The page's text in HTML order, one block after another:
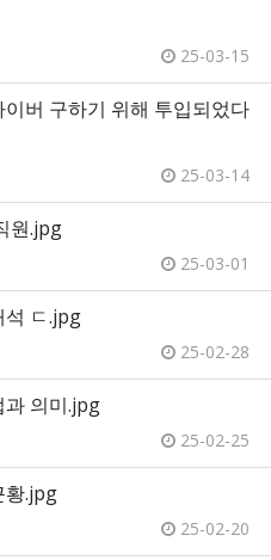
25-03-15
버 구하기 위해 투입되었다
25-03-14
원.jpg
25-03-01
석 ㄷ.jpg
25-02-28
과 의미.jpg
25-02-25
황.jpg
25-02-20